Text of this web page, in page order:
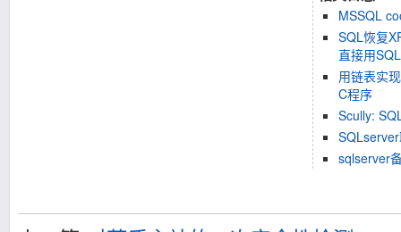
MSSQL
SQL恢复
直接用
用链表实
C程序
Scully:
sqlserver